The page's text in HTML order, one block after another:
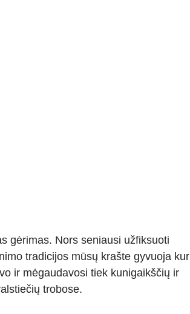
gėrimas. Nors seniausi užfiksuoti
tradicijos mūsų krašte gyvuoja kur
ir mėgaudavosi tiek kunigaikščių ir
trobose.